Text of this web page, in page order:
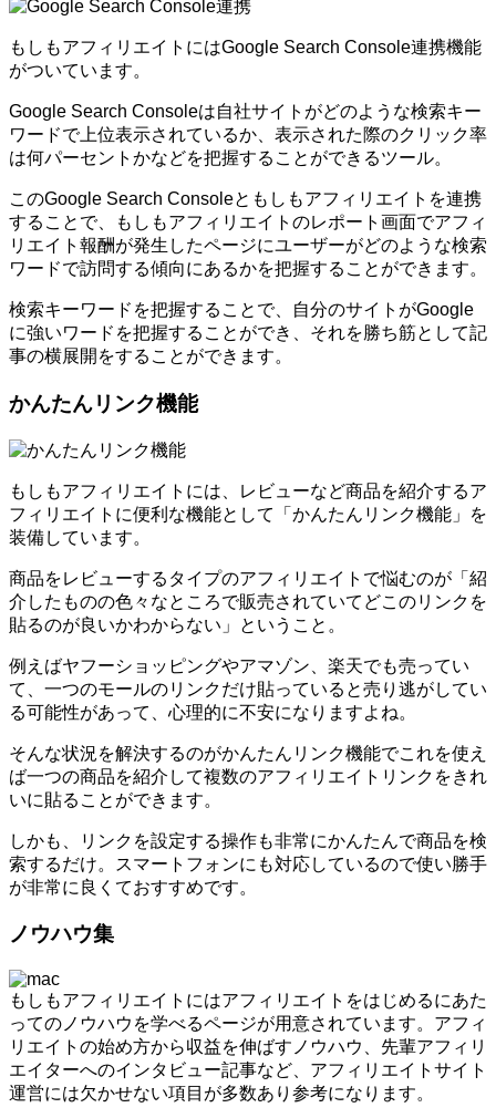
もしもアフィリエイトにはGoogle Search Console連携機能
がついています。
Google Search Consoleは自社サイトがどのような検索キー
ワードで上位表示されているか、表示された際のクリック率
は何パーセントかなどを把握することができるツール。
このGoogle Search Consoleともしもアフィリエイトを連携
することで、もしもアフィリエイトのレポート画面でアフィ
リエイト報酬が発生したページにユーザーがどのような検索
ワードで訪問する傾向にあるかを把握することができます。
検索キーワードを把握することで、自分のサイトがGoogle
に強いワードを把握することができ、それを勝ち筋として記
事の横展開をすることができます。
かんたんリンク機能
もしもアフィリエイトには、レビューなど商品を紹介するア
フィリエイトに便利な機能として「かんたんリンク機能」を
装備しています。
商品をレビューするタイプのアフィリエイトで悩むのが「紹
介したものの色々なところで販売されていてどこのリンクを
貼るのが良いかわからない」ということ。
例えばヤフーショッピングやアマゾン、楽天でも売ってい
て、一つのモールのリンクだけ貼っていると売り逃がしてい
る可能性があって、心理的に不安になりますよね。
そんな状況を解決するのがかんたんリンク機能でこれを使え
ば一つの商品を紹介して複数のアフィリエイトリンクをきれ
いに貼ることができます。
しかも、リンクを設定する操作も非常にかんたんで商品を検
索するだけ。スマートフォンにも対応しているので使い勝手
が非常に良くておすすめです。
ノウハウ集
もしもアフィリエイトにはアフィリエイトをはじめるにあた
ってのノウハウを学べるページが用意されています。アフィ
リエイトの始め方から収益を伸ばすノウハウ、先輩アフィリ
エイターへのインタビュー記事など、アフィリエイトサイト
運営には欠かせない項目が多数あり参考になります。